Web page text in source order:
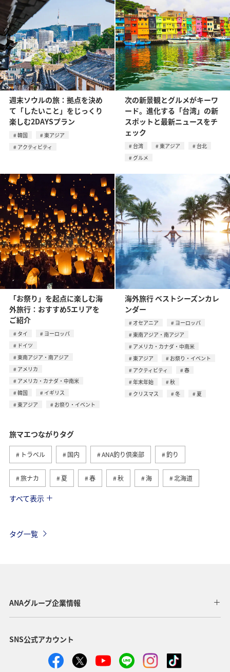
週末ソウルの旅：拠点を決め
て「したいこと」をじっくり
楽しむ2DAYSプラン
韓国
東アジア
アクティビティ
次の新景観とグルメがキーワ
ード。進化する「台湾」の新
スポットと最新ニュースをチ
ェック
台湾 東アジア
台北
グルメ
「お祭り」を起点に楽しむ海
外旅行：おすすめ5エリアを
ご紹介
タイ
ヨーロッパ
ドイツ
東南アジア・南アジア
アメリカ
アメリカ・カナダ・中南米
韓国
イギリス
東アジア
お祭り・イベント
海外旅行 ベストシーズンカレ
ンダー
オセアニア
ヨーロッパ
東南アジア・南アジア
アメリカ・カナダ・中南米
東アジア
お祭り・イベント
アクティビティ
春
年末年始
秋
クリスマス
冬 夏
旅マエつながりタグ
トラベル 国内 ANA釣り倶楽部 釣り
旅ナカ 夏 春 秋 海 北海道
海外
ANAマイレージクラブ 四国地方
ANAショッピング A-style
ツアー 旅アト 静岡県
すべて表示
タグ一覧
ANAグループ企業情報
SNS公式アカウント